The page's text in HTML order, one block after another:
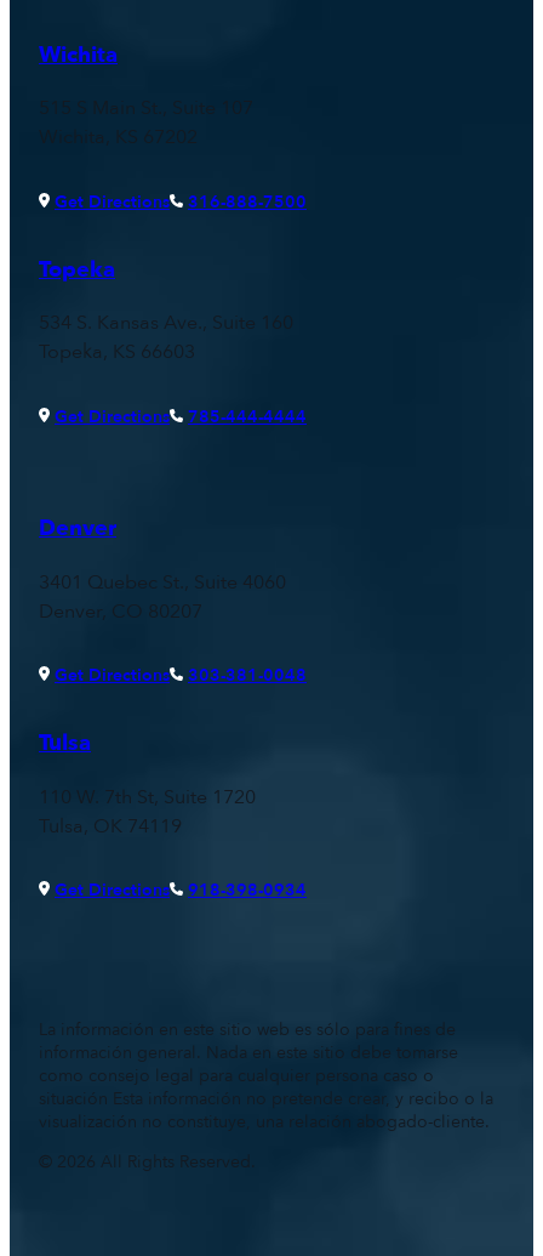
Wichita
515 S Main St., Suite 107
Wichita, KS 67202
Get Directions 316-888-7500
Topeka
534 S. Kansas Ave., Suite 160
Topeka, KS 66603
Get Directions 785-444-4444
Denver
3401 Quebec St., Suite 4060
Denver, CO 80207
Get Directions 303-381-0048
Tulsa
110 W. 7th St, Suite 1720
Tulsa, OK 74119
Get Directions 918-398-0934
La información en este sitio web es sólo para fines de
información general. Nada en este sitio debe tomarse
como consejo legal para cualquier persona caso o
situación Esta información no pretende crear, y recibo o la
visualización no constituye, una relación abogado-cliente.
© 2026 All Rights Reserved.